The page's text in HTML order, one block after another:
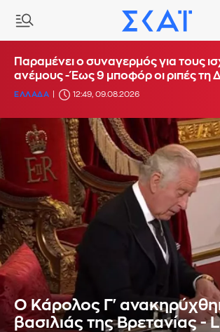
Παραμένει ο συναγερμός για τους
ανέμους - Έως 9 μποφόρ οι ριπές τη
ΕΛΛΑΔΑ 12:49, 09.08.2026
Ο Κάρολος Γ'
βασιλιάς της Βρετανίας -